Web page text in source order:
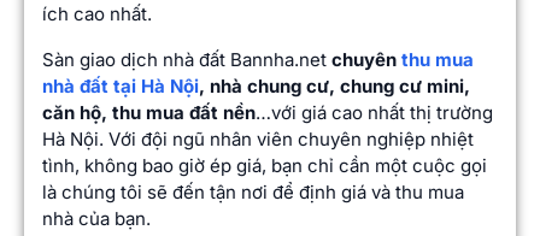
ích cao nhất.
Sàn giao dịch nhà đất Bannha.net chuyên thu mua
nhà đất tại Hà Nội, nhà chung cư, chung cư mini,
căn hộ, thu mua đất nền…với giá cao nhất thị trường
Hà Nội. Với đội ngũ nhân viên chuyên nghiệp nhiệt
tình, không bao giờ ép giá, bạn chỉ cần một cuộc gọi
là chúng tôi sẽ đến tận nơi để định giá và thu mua
nhà của bạn.